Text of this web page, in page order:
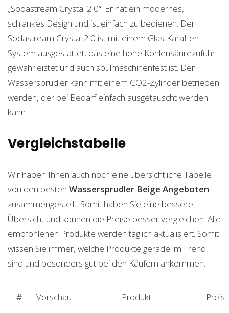
„Sodastream Crystal 2.0“. Er hat ein modernes,
schlankes Design und ist einfach zu bedienen. Der
Sodastream Crystal 2.0 ist mit einem Glas-Karaffen-
System ausgestattet, das eine hohe Kohlensäurezufuhr
gewährleistet und auch spülmaschinenfest ist. Der
Wassersprudler kann mit einem CO2-Zylinder betrieben
werden, der bei Bedarf einfach ausgetauscht werden
kann.
Vergleichstabelle
Wir haben Ihnen auch noch eine übersichtliche Tabelle
von den besten Wassersprudler Beige Angeboten
zusammengestellt. Somit haben Sie eine bessere
Übersicht und können die Preise besser vergleichen. Alle
empfohlenen Produkte werden täglich aktualisiert. Somit
wissen Sie immer, welche Produkte gerade im Trend
sind und besonders gut bei den Käufern ankommen.
# Vorschau Produkt
Preis